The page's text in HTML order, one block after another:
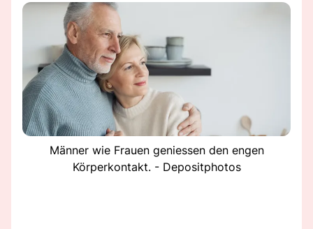
Männer wie Frauen geniessen den engen
Körperkontakt. - Depositphotos